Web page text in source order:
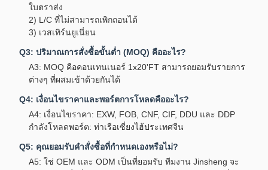
ใบตราส่ง
2) L/C ที่ไม่สามารถเพิกถอนได้
3) เวสเทิร์นยูเนี่ยน
Q3: ปริมาณการสั่งซื้อขั้นต่ำ (MOQ) คืออะไร?
A3: MOQ คือคอนเทนเนอร์ 1x20'FT สามารถยอมรับรายการ
ต่างๆ ที่ผสมเข้าด้วยกันได้
Q4: เงื่อนไขราคาและพอร์ตการโหลดคืออะไร?
A4: เงื่อนไขราคา: EXW, FOB, CNF, CIF, DDU และ DDP
กำลังโหลดพอร์ต: ท่าเรือเซี่ยงไฮ้ประเทศจีน
Q5: คุณยอมรับคำสั่งซื้อที่กำหนดเองหรือไม่?
A5: ใช่ OEM และ ODM เป็นที่ยอมรับ ทีมงาน Jinsheng จะ